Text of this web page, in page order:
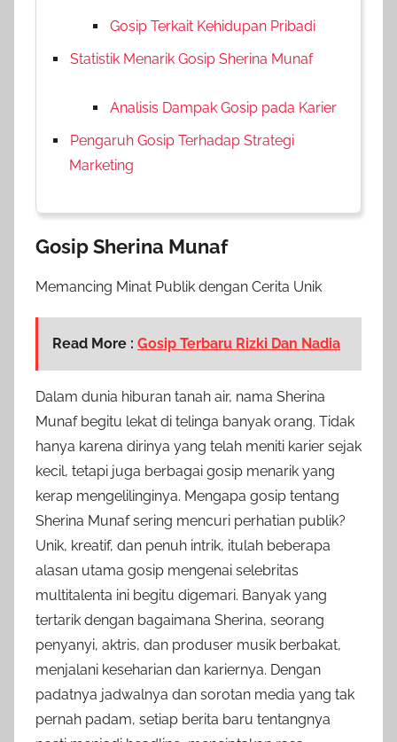
Gosip Terkait Kehidupan Pribadi
Statistik Menarik Gosip Sherina Munaf
Analisis Dampak Gosip pada Karier
Pengaruh Gosip Terhadap Strategi
Marketing
Gosip Sherina Munaf
Memancing Minat Publik dengan Cerita Unik
Read More : Gosip Terbaru Rizki Dan Nadia
Dalam dunia hiburan tanah air, nama Sherina
Munaf begitu lekat di telinga banyak orang. Tidak
hanya karena dirinya yang telah meniti karier sejak
kecil, tetapi juga berbagai gosip menarik yang
kerap mengelilinginya. Mengapa gosip tentang
Sherina Munaf sering mencuri perhatian publik?
Unik, kreatif, dan penuh intrik, itulah beberapa
alasan utama gosip mengenai selebritas
multitalenta ini begitu digemari. Banyak yang
tertarik dengan bagaimana Sherina, seorang
penyanyi, aktris, dan produser musik berbakat,
menjalani keseharian dan kariernya. Dengan
padatnya jadwalnya dan sorotan media yang tak
pernah padam, setiap berita baru tentangnya